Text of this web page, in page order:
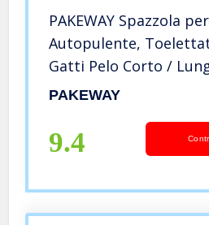
PAKEWAY Spazzola
Autopulente,
Gatti Pelo Corto /
Eliminare Pelo
Animali
PAKEWAY
9.4